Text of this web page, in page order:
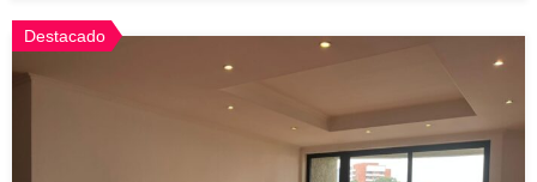
Destacado